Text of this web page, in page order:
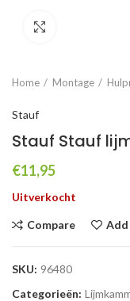
Home Montage
Stauf
Stauf Stauf
€11,95
Uitverkocht
Compare
SKU: 96480
Categorieën: